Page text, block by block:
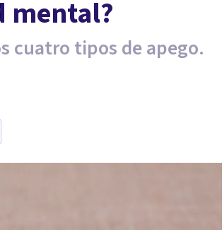
mental?
cuatro tipos de apego.